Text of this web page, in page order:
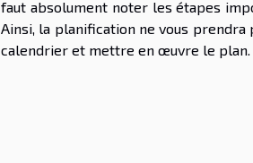
faut absolument noter les étapes
Ainsi, la planification ne vous prendra
calendrier et mettre en œuvre le plan.